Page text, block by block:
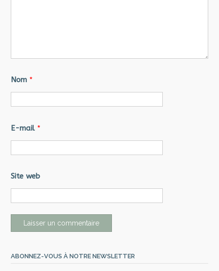
Nom *
E-mail *
Site web
ABONNEZ-VOUS À NOTRE NEWSLETTER